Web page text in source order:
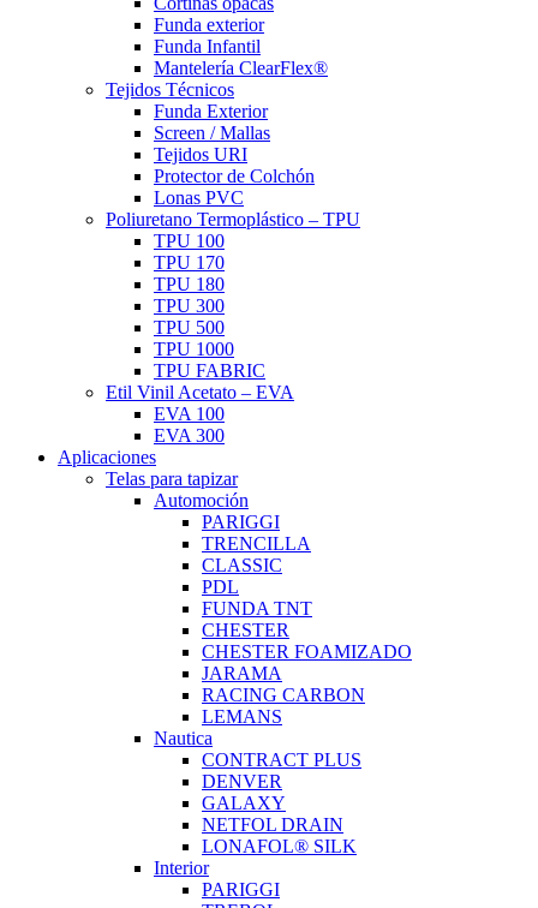
Funda exterior
Funda Infantil
Mantelería ClearFlex®
Tejidos Técnicos
Funda Exterior
Screen / Mallas
Tejidos URI
Protector de Colchón
Lonas PVC
Poliuretano Termoplástico – TPU
TPU 100
TPU 170
TPU 180
TPU 300
TPU 500
TPU 1000
TPU FABRIC
Etil Vinil Acetato – EVA
EVA 100
EVA 300
Aplicaciones
Telas para tapizar
Automoción
PARIGGI
TRENCILLA
CLASSIC
PDL
FUNDA TNT
CHESTER
CHESTER FOAMIZADO
JARAMA
RACING CARBON
LEMANS
Nautica
CONTRACT PLUS
DENVER
GALAXY
NETFOL DRAIN
LONAFOL® SILK
Interior
PARIGGI